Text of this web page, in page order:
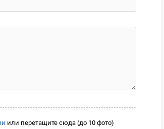
или перетащите сюда (до 10 фото)